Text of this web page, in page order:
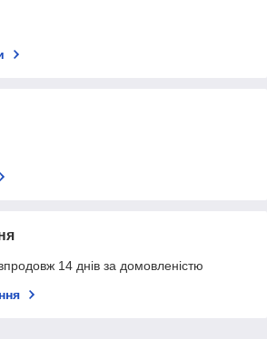
14 днів за домовленістю